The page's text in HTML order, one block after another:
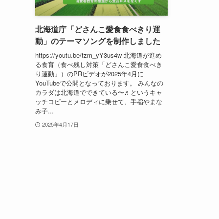
北海道庁「どさんこ愛食食べきり運
動」のテーマソングを制作しました
https://youtu.be/tzm_yY3us4w 北海道が進め
る食育（食べ残し対策「どさんこ愛食食べき
り運動」）のPRビデオが2025年4月に
YouTubeで公開となっております。 みんなの
カラダは北海道でできている〜♬というキャ
ッチコピーとメロディに乗せて、手稲やまな
み子...
2025年4月17日